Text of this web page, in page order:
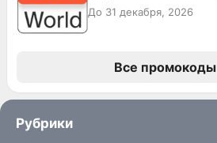
До 31 декабря, 2026
Все промокоды
Рубрики